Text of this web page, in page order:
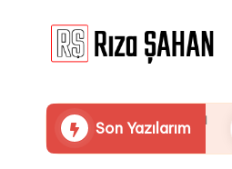
content
ı
z
Bilgi
Paylaşım
Portalı
Son Yazılarım
Yapmaması
25